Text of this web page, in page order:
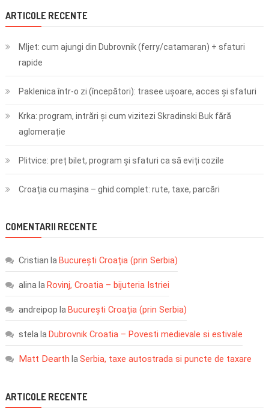
ARTICOLE RECENTE
Mljet: cum ajungi din Dubrovnik (ferry/catamaran) + sfaturi
rapide
Paklenica într-o zi (începători): trasee ușoare, acces și sfaturi
Krka: program, intrări și cum vizitezi Skradinski Buk fără
aglomerație
Plitvice: preț bilet, program și sfaturi ca să eviți cozile
Croația cu mașina – ghid complet: rute, taxe, parcări
COMENTARII RECENTE
Cristian la București Croația (prin Serbia)
alinala Rovinj, Croatia – bijuteria Istriei
andreipop la București Croația (prin Serbia)
stelala Dubrovnik Croatia – Povesti medievale si estivale
Matt Dearth laSerbia, taxe autostrada si puncte de taxare
ARTICOLE RECENTE